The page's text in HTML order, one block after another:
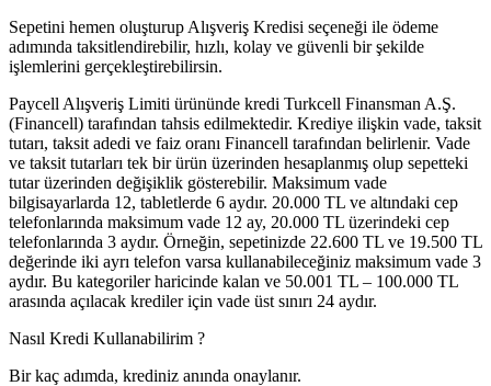
Sepetini hemen oluşturup Alışveriş Kredisi seçeneği ile ödeme
adımında taksitlendirebilir, hızlı, kolay ve güvenli bir şekilde
işlemlerini gerçekleştirebilirsin.
Paycell Alışveriş Limiti ürününde kredi Turkcell Finansman A.Ş.
(Financell) tarafından tahsis edilmektedir. Krediye ilişkin vade, taksit
tutarı, taksit adedi ve faiz oranı Financell tarafından belirlenir. Vade
ve taksit tutarları tek bir ürün üzerinden hesaplanmış olup sepetteki
tutar üzerinden değişiklik gösterebilir. Maksimum vade
bilgisayarlarda 12, tabletlerde 6 aydır. 20.000 TL ve altındaki cep
telefonlarında maksimum vade 12 ay, 20.000 TL üzerindeki cep
telefonlarında 3 aydır. Örneğin, sepetinizde 22.600 TL ve 19.500 TL
değerinde iki ayrı telefon varsa kullanabileceğiniz maksimum vade 3
aydır. Bu kategoriler haricinde kalan ve 50.001 TL – 100.000 TL
arasında açılacak krediler için vade üst sınırı 24 aydır.
Nasıl Kredi Kullanabilirim ?
Bir kaç adımda, krediniz anında onaylanır.